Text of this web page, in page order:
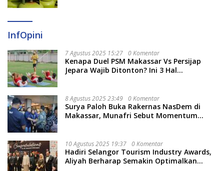
InfOpini
7 Agustus 2025 15:27 0 Komentar
Kenapa Duel PSM Makassar Vs Persijap
Jepara Wajib Ditonton? Ini 3 Hal
8 Agustus 2025 23:49 0 Komentar
Surya Paloh Buka Rakernas NasDem di
Makassar, Munafri Sebut Momentum
10 Agustus 2025 19:37 0 Komentar
Hadiri Selangor Tourism Industry Awards,
Aliyah Berharap Semakin Optimalkan